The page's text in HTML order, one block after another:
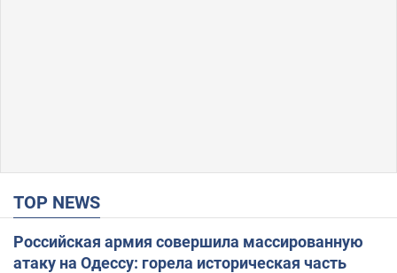
TOP NEWS
Российская армия совершила массированную
атаку на Одессу: горела историческая часть